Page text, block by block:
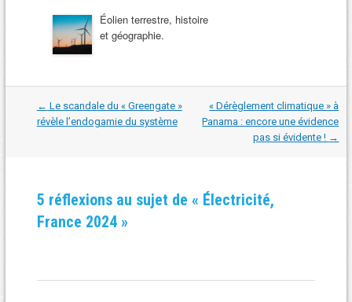
Éolien terrestre, histoire
et géographie.
Navigation
dans
les
← Le scandale du « Greengate »
révèle l’endogamie du système
« Dérèglement climatique » à
Panama : encore une évidence
pas si évidente ! →
5 réflexions au sujet de « Électricité,
France 2024»